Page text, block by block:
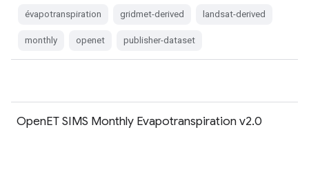
évapotranspiration gridmet-derived landsat-derived
monthly openet publisher-dataset
OpenET SIMS Monthly Evapotranspiration v2.0